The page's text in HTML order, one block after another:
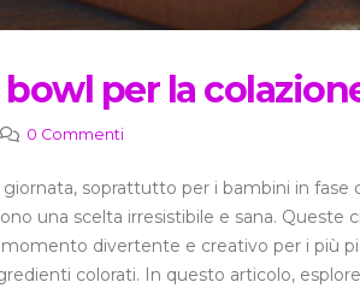
per la
0 Commenti
soprattutto per i bambini in fase
una scelta irresistibile e sana. Queste
divertente e creativo per i più
colorati. In questo articolo,